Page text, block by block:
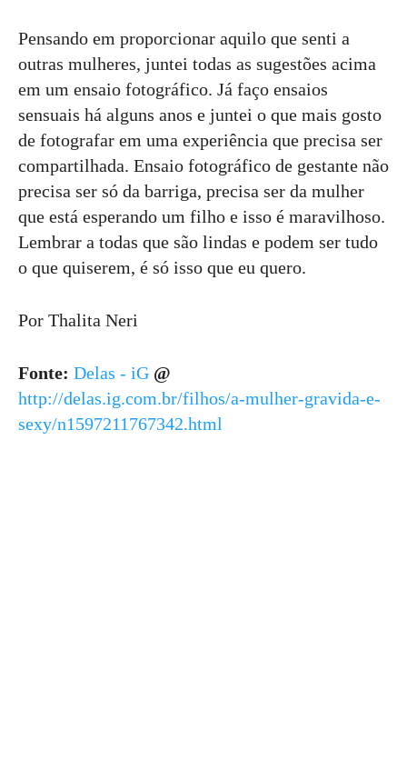
Pensando em proporcionar aquilo que senti a
outras mulheres, juntei todas as sugestões acima
em um ensaio fotográfico. Já faço ensaios
sensuais há alguns anos e juntei o que mais gosto
de fotografar em uma experiência que precisa ser
compartilhada. Ensaio fotográfico de gestante não
precisa ser só da barriga, precisa ser da mulher
que está esperando um filho e isso é maravilhoso.
Lembrar a todas que são lindas e podem ser tudo
o que quiserem, é só isso que eu quero.
Por Thalita Neri
Fonte: Delas - iG @
http://delas.ig.com.br/filhos/a-mulher-gravida-e-
sexy/n1597211767342.html